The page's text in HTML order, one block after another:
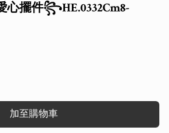
心擺件꧂HE.0332Cm8-
加至購物車